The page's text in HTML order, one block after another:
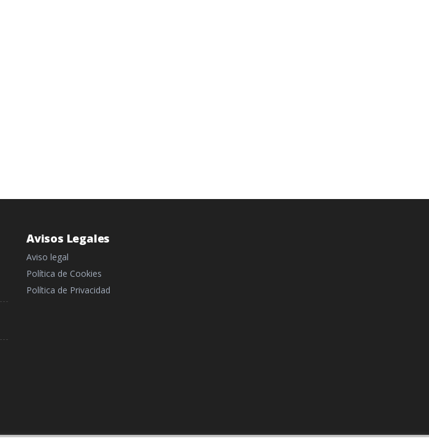
Avisos Legales
Aviso legal
Política de Cookies
Política de Privacidad